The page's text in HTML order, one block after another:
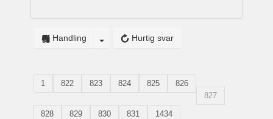
Hurtig svar
Handling
1 822 823 824 825
826
827
828
829 830 831 1434